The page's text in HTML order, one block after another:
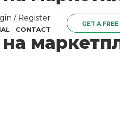
/ Register
CONTACT
GET A